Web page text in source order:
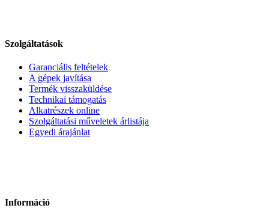
Szolgáltatások
Garanciális feltételek
A gépek javítása
Termék visszaküldése
Technikai támogatás
Alkatrészek online
Szolgáltatási műveletek árlistája
Egyedi árajánlat
Információ